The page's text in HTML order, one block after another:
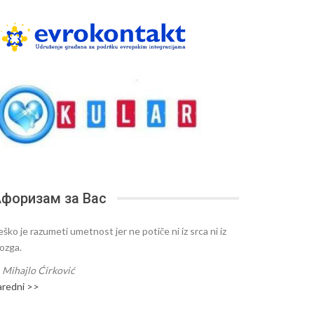
за Вас
je razumeti umetnost jer ne potiče ni iz srca ni iz
Mihajlo Ćirković
>>